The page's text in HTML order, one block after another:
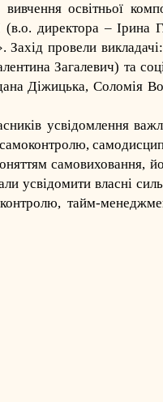
освітньої
(в.о. директора – Ірина
Захід провели
Загалевич) та
Діжицька, Соломія
усвідомлення
самовиховання,
усвідомити власні
тайм-